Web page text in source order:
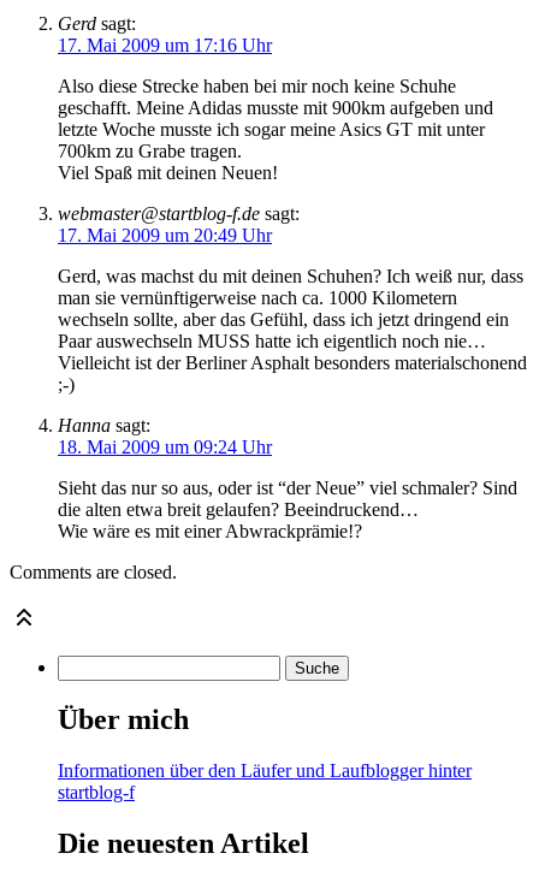
Gerd sagt:
17. Mai 2009 um 17:16 Uhr
Also diese Strecke haben bei mir noch keine Schuhe
geschafft. Meine Adidas musste mit 900km aufgeben und
letzte Woche musste ich sogar meine Asics GT mit unter
700km zu Grabe tragen.
Viel Spaß mit deinen Neuen!
webmaster@startblog-f.de sagt:
17. Mai 2009 um 20:49 Uhr
Gerd, was machst du mit deinen Schuhen? Ich weiß nur, dass
man sie vernünftigerweise nach ca. 1000 Kilometern
wechseln sollte, aber das Gefühl, dass ich jetzt dringend ein
Paar auswechseln MUSS hatte ich eigentlich noch nie…
Vielleicht ist der Berliner Asphalt besonders materialschonend
;-)
Hanna sagt:
18. Mai 2009 um 09:24 Uhr
Sieht das nur so aus, oder ist “der Neue” viel schmaler? Sind
die alten etwa breit gelaufen? Beeindruckend…
Wie wäre es mit einer Abwrackprämie!?
Comments are closed.
Über mich
Informationen über den Läufer und Laufblogger hinter
startblog-f
Die neuesten Artikel